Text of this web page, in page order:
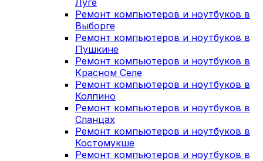
Луге
Ремонт компьютеров и ноутбуков в
Выборге
Ремонт компьютеров и ноутбуков в
Пушкине
Ремонт компьютеров и ноутбуков в
Красном Селе
Ремонт компьютеров и ноутбуков в
Колпино
Ремонт компьютеров и ноутбуков в
Сланцах
Ремонт компьютеров и ноутбуков в
Костомукше
Ремонт компьютеров и ноутбуков в